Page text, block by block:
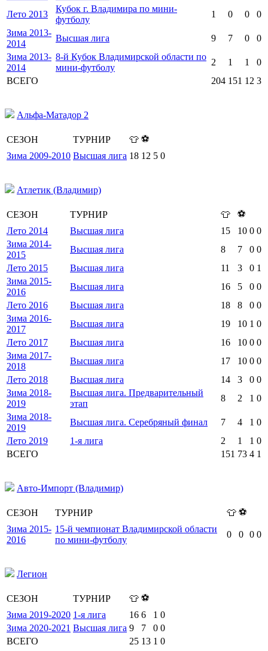
Лето 2013
Кубок г. Владимира по мини-
футболу
1 0 0
0
Зима 2013-
2014
Высшая лига 9 7 0
0
Зима 2013-
2014
8-й Кубок Владимирской области по
мини-футболу
2 1 1
0
ВСЕГО
204 151 12 3
Альфа-Матадор 2
СЕЗОН ТУРНИР 👕 ⚽
Зима 2009-2010 Высшая лига 18 12 5 0
Атлетик (Владимир)
СЕЗОН ТУРНИР 👕
⚽
Лето 2014
Высшая лига 15 10 0 0
Зима 2014-
2015
Высшая лига 8 7 0 0
Лето 2015
Высшая лига 11 3 0 1
Зима 2015-
2016
Высшая лига 16 5 0 0
Лето 2016
Высшая лига 18 8 0 0
Зима 2016-
2017
Высшая лига 19 10 1 0
Лето 2017
Высшая лига 16 10 0 0
Зима 2017-
2018
Высшая лига 17 10 0 0
Лето 2018
Высшая лига 14 3 0 0
Зима 2018-
2019
Высшая лига. Предварительный
этап
8 2 1 0
Зима 2018-
2019
Высшая лига. Серебряный финал 7 4 1 0
Лето 2019
1-я лига 2 1 1 0
ВСЕГО
151 73 4 1
Авто-Импорт (Владимир)
СЕЗОН ТУРНИР 👕 ⚽
Зима 2015-
2016
15-й чемпионат Владимирской области
по мини-футболу
0 0 0 0
Легион
СЕЗОН ТУРНИР 👕 ⚽
Зима 2019-2020 1-я лига 16 6 1 0
Зима 2020-2021 Высшая лига 9 7 0 0
ВСЕГО
25 13 1 0